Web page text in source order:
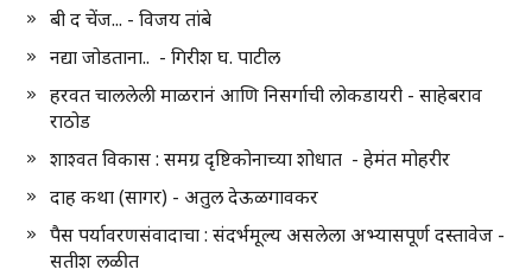
बी द चेंज... - विजय तांबे
नद्या जोडताना.. - गिरीश घ. पाटील
हरवत चाललेली माळरानं आणि निसर्गाची लोकडायरी - साहेबराव
राठोड
शाश्वत विकास : समग्र दृष्टिकोनाच्या शोधात - हेमंत मोहरीर
दाह कथा (सागर) - अतुल देऊळगावकर
पैस पर्यावरणसंवादाचा : संदर्भमूल्य असलेला अभ्यासपूर्ण दस्तावेज -
सतीश लळीत